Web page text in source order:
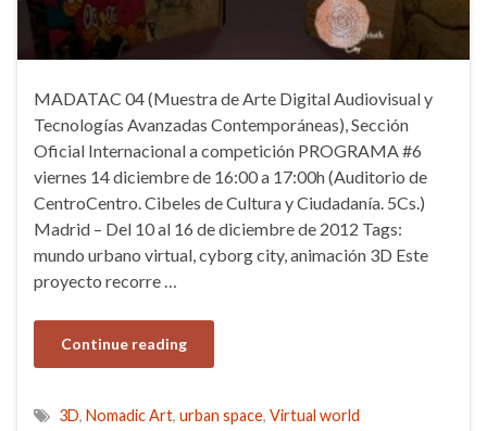
MADATAC 04 (Muestra de Arte Digital Audiovisual y
Tecnologías Avanzadas Contemporáneas), Sección
Oficial Internacional a competición PROGRAMA #6
viernes 14 diciembre de 16:00 a 17:00h (Auditorio de
CentroCentro. Cibeles de Cultura y Ciudadanía. 5Cs.)
Madrid – Del 10 al 16 de diciembre de 2012 Tags:
mundo urbano virtual, cyborg city, animación 3D Este
proyecto recorre …
Continue reading
3D, Nomadic Art, urban space, Virtual world